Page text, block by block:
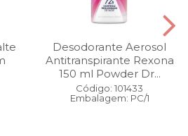
Desodorante Aerosol
Antitranspirante Rexona
150 ml Powder Dr...
Código: 101433
Embalagem: PC/1